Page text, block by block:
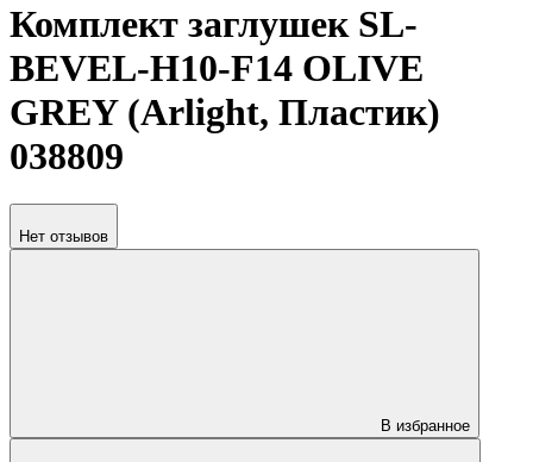
Комплект заглушек SL-
BEVEL-H10-F14 OLIVE
GREY (Arlight, Пластик)
038809
Нет отзывов
В избранное